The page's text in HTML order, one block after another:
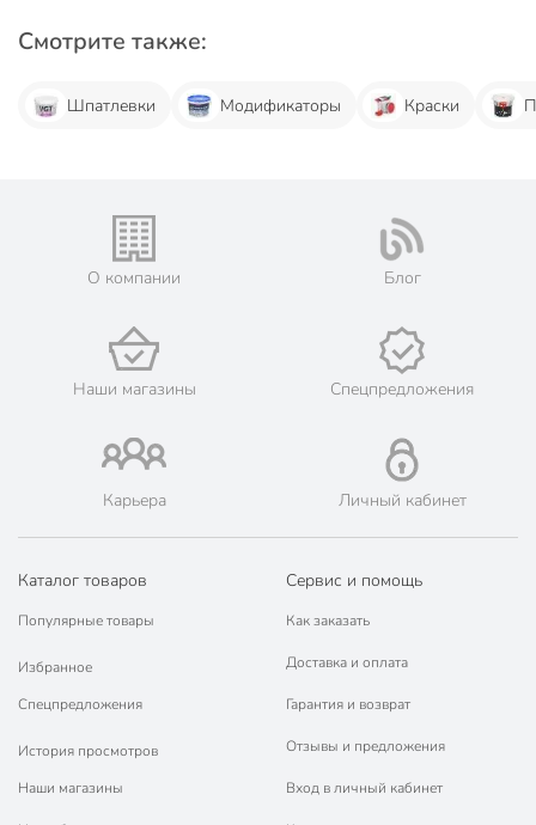
Смотрите также:
Шпатлевки Модификаторы Краски
О компании Блог
Наши магазины Спецпредложения
Карьера Личный кабинет
Каталог товаров
Популярные товары
Избранное
Спецпредложения
История просмотров
Наши магазины
Сервис и помощь
Как заказать
Доставка и оплата
Гарантия и возврат
Отзывы и предложения
Вход в личный кабинет